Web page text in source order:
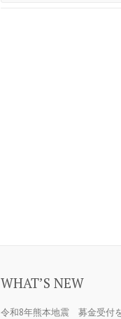
WHAT’S NEW
令和8年熊本地震 募金受付